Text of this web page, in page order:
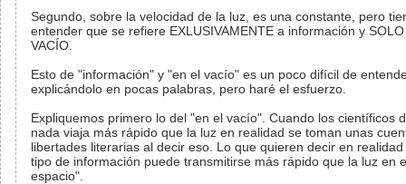
Segundo, sobre la velocidad de la luz, es una constante, pero
entender que se refiere EXLUSIVAMENTE a información y SOLO
VACÍO.
Esto de "información" y "en el vacío" es un poco difícil de
explicándolo en pocas palabras, pero haré el esfuerzo.
Expliquemos primero lo del "en el vacío". Cuando los científicos
nada viaja más rápido que la luz en realidad se toman unas
libertades literarias al decir eso. Lo que quieren decir en
tipo de información puede transmitirse más rápido que la luz en
espacio".